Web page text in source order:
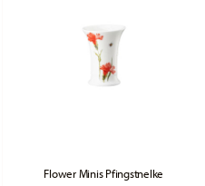
Flower Minis Pfingstnelke